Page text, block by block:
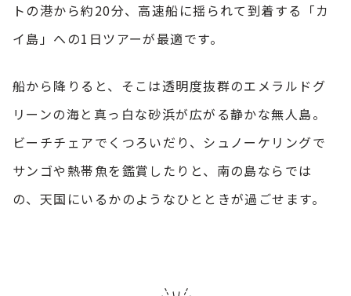
トの港から約20分、高速船に揺られて到着する「カ
イ島」への1日ツアーが最適です。
船から降りると、そこは透明度抜群のエメラルドグ
リーンの海と真っ白な砂浜が広がる静かな無人島。
ビーチチェアでくつろいだり、シュノーケリングで
サンゴや熱帯魚を鑑賞したりと、南の島ならでは
の、天国にいるかのようなひとときが過ごせます。